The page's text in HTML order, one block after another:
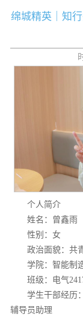
绵城精英｜知
个人简介
姓名：曾鑫雨
性别：女
政治面貌：共
学院：智能制
班级：电气
学生干部经历
辅导员助理